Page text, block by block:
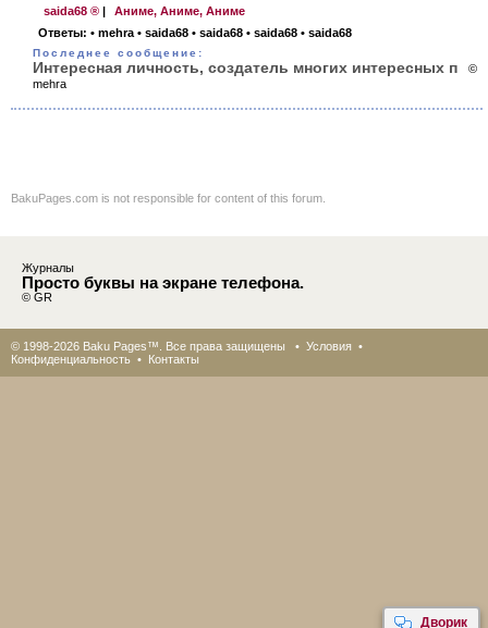
saida68 ® |
Аниме, Аниме, Аниме
Ответы: • mehra • saida68 • saida68 • saida68 • saida68
Последнее сообщение:
Интересная личность, создатель многих интересных п
©
mehra
BakuPages.com is not responsible for content of this forum.
Дворик
Журналы
Просто буквы на экране телефона.
© GR
© 1998-2026 Baku Pages™. Все права защищены • Условия •
Конфиденциальность • Контакты